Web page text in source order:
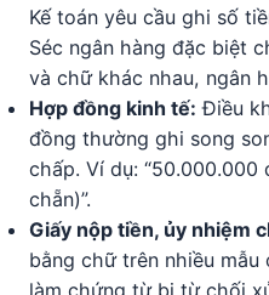
Kế toán yêu cầu ghi số
Séc ngân hàng đặc biệt
và chữ khác nhau, ngân
Hợp đồng kinh tế: Điều
đồng thường ghi song
chấp. Ví dụ:
chẵn)”.
Giấy nộp tiền, ủy nhiệm
bằng chữ trên nhiều
làm chứng từ bị từ chối